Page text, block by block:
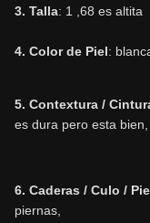
3. Talla: 1 ,68 es altita
4. Color de Piel:
5. Contextura /
es dura pero esta
6. Caderas / Culo /
piernas,